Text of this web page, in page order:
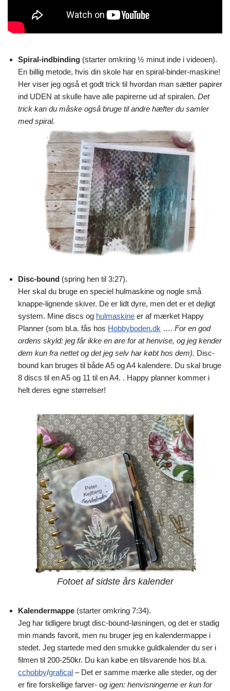
Spiral-indbinding (starter omkring ½ minut inde i videoen).
En billig metode, hvis din skole har en spiral-binder-maskine!
Her viser jeg også et godt trick til hvordan man sætter papirer
ind UDEN at skulle have alle papirerne ud af spiralen. Det
trick kan du måske også bruge til andre hæfter du samler
med spiral.
Disc-bound (spring hen til 3:27).
Her skal du bruge en speciel hulmaskine og nogle små
knappe-lignende skiver. De er lidt dyre, men det er et dejligt
system. Mine discs og hulmaskine er af mærket Happy
Planner (som bl.a. fås hos Hobbyboden.dk …. For en god
ordens skyld: jeg får ikke en øre for at henvise, og jeg kender
dem kun fra nettet og det jeg selv har købt hos dem). Disc-
bound kan bruges til både A5 og A4 kalendere. Du skal bruge
8 discs til en A5 og 11 til en A4. . Happy planner kommer i
helt deres egne størrelser!
Fotoet af sidste års kalender
Kalendermappe (starter omkring 7:34).
Jeg har tidligere brugt disc-bound-løsningen, og det er stadig
min mands favorit, men nu bruger jeg en kalendermappe i
stedet. Jeg startede med den smukke guldkalender du ser i
filmen til 200-250kr. Du kan købe en tilsvarende hos bl.a.
cchobby/grafical – Det er samme mærke alle steder, og der
er fire forskellige farver- og igen: henvisningerne er kun for